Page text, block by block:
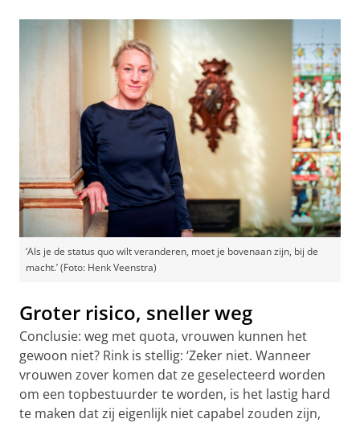
‘Als je de status quo wilt veranderen, moet je bovenaan zijn, bij de
macht.’ (Foto: Henk Veenstra)
Groter risico, sneller weg
Conclusie: weg met quota, vrouwen kunnen het
gewoon niet? Rink is stellig: ‘Zeker niet. Wanneer
vrouwen zover komen dat ze geselecteerd worden
om een topbestuurder te worden, is het lastig hard
te maken dat zij eigenlijk niet capabel zouden zijn,